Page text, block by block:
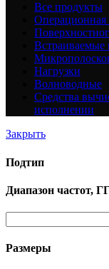
Все продукты
Операционная
Встраиваемые
Нагрузки
Волноводные
Средства
исполнении
Закрыть
Подтип
Диапазон частот,
Размеры